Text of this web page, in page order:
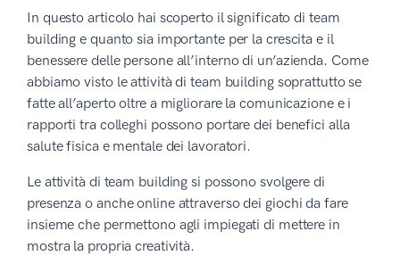
In questo articolo hai scoperto il significato di team
building e quanto sia importante per la crescita e il
benessere delle persone all’interno di un’azienda. Come
abbiamo visto le attività di team building soprattutto se
fatte all’aperto oltre a migliorare la comunicazione e i
rapporti tra colleghi possono portare dei benefici alla
salute fisica e mentale dei lavoratori.
Le attività di team building si possono svolgere di
presenza o anche online attraverso dei giochi da fare
insieme che permettono agli impiegati di mettere in
mostra la propria creatività.